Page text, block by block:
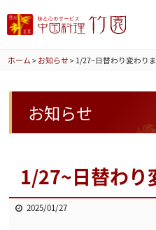
ホーム > お知らせ > 1/27~日替わり変わり
お知らせ
1/27~日替わり
2025/01/27